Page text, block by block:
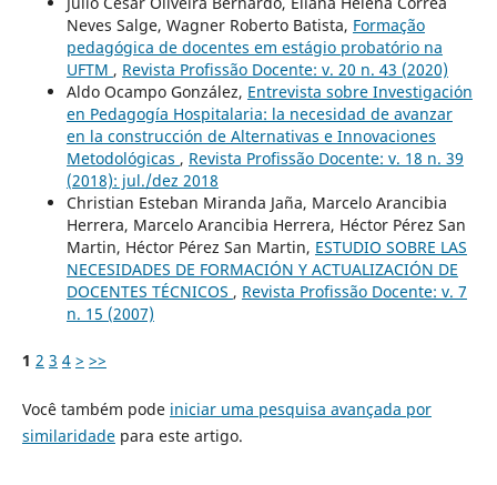
Neves Salge, Wagner Roberto Batista, Formação
pedagógica de docentes em estágio probatório na
UFTM , Revista Profissão Docente: v. 20 n. 43 (2020)
Aldo Ocampo González, Entrevista sobre Investigación
en Pedagogía Hospitalaria: la necesidad de avanzar
en la construcción de Alternativas e Innovaciones
Metodológicas , Revista Profissão Docente: v. 18 n. 39
(2018): jul./dez 2018
Christian Esteban Miranda Jaña, Marcelo Arancibia
Herrera, Marcelo Arancibia Herrera, Héctor Pérez San
Martin, Héctor Pérez San Martin, ESTUDIO SOBRE LAS
NECESIDADES DE FORMACIÓN Y ACTUALIZACIÓN DE
DOCENTES TÉCNICOS , Revista Profissão Docente: v. 7
n. 15 (2007)
1 2 3 4 > >>
Você também pode iniciar uma pesquisa avançada por
similaridadepara este artigo.